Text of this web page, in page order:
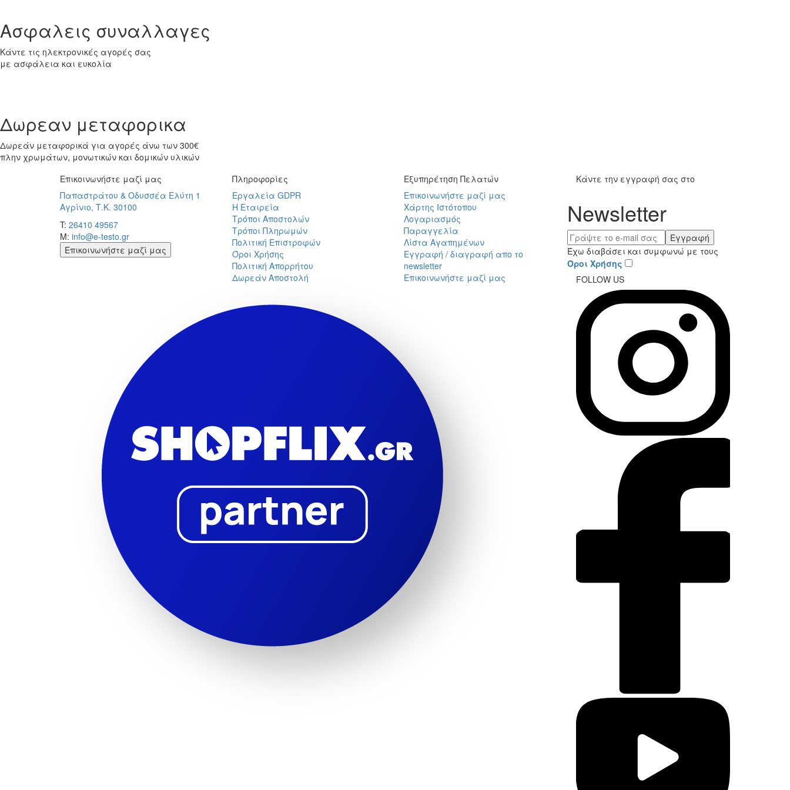
Ασφαλεις συναλλαγες
Κάντε τις ηλεκτρονικές αγορές σας
με ασφάλεια και ευκολία
Δωρεαν μεταφορικα
Δωρεάν μεταφορικά για αγορές άνω των 300€
πλην χρωμάτων, μονωτικών και δομικών υλικών
Επικοινωνήστε μαζί μας
Παπαστράτου & Οδυσσέα Ελύτη 1
Αγρίνιο, Τ.Κ. 30100
T: 26410 49567
M: info@e-testo.gr
Επικοινωνήστε μαζί μας
Πληροφορίες
Εργαλεία GDPR
Η Εταιρεία
Τρόποι Αποστολών
Τρόποι Πληρωμών
Πολιτική Επιστροφών
Όροι Χρήσης
Πολιτική Απορρήτου
Δωρεάν Αποστολή
Εξυπηρέτηση Πελατών
Επικοινωνήστε μαζί μας
Χάρτης Ιστότοπου
Λογαριασμός
Παραγγελία
Λίστα Αγαπημένων
Εγγραφή / διαγραφή απο το
newsletter
Επικοινωνήστε μαζί μας
Κάντε την εγγραφή σας στο
Newsletter
Εγγραφή
Έχω διαβάσει και συμφωνώ με τους
Όροι Χρήσης
FOLLOW US
Facebook